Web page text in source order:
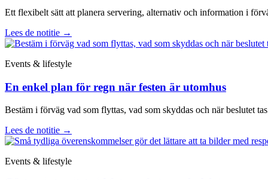
Ett flexibelt sätt att planera servering, alternativ och information i
Lees de notitie →
Events & lifestyle
En enkel plan för regn när festen är utomhus
Bestäm i förväg vad som flyttas, vad som skyddas och när beslutet
Lees de notitie →
Events & lifestyle